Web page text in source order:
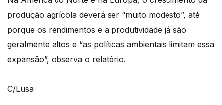
produção agrícola deverá ser “muito modesto”, até
porque os rendimentos e a produtividade já são
geralmente altos e “as políticas ambientais limitam essa
expansão”, observa o relatório.
C/Lusa